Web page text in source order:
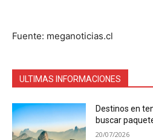
Fuente: meganoticias.cl
ULTIMAS INFORMACIONES
Destinos en
buscar
20/07/2026